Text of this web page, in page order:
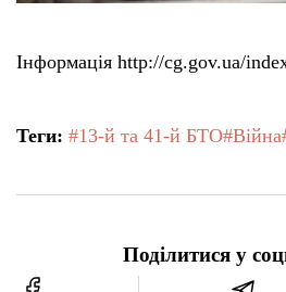
Інформація http://cg.gov.ua/
Теги: #13-й та 41-й БТО#Війна
Поділитися у